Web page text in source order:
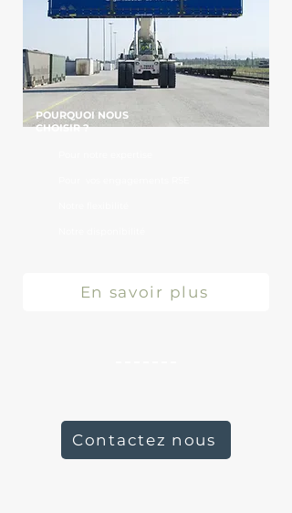
POURQUOI NOUS
CHOISIR ?​
En savoir plus
Contactez nous